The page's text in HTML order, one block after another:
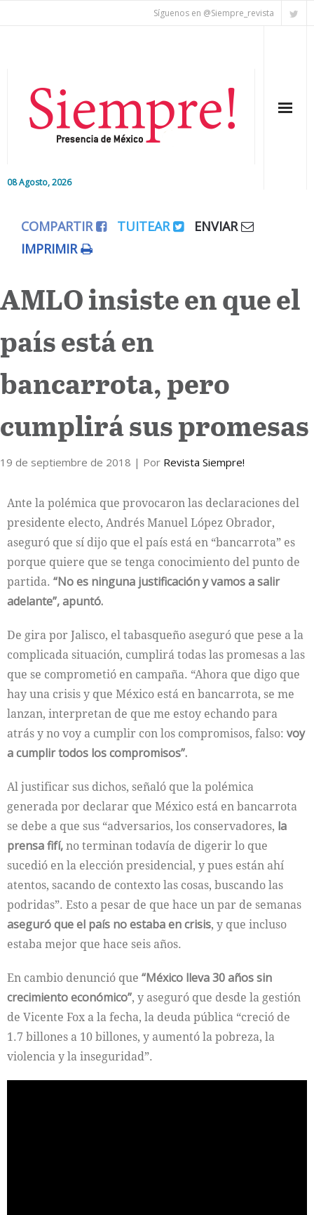
Síguenos en @Siempre_revista
08 Agosto, 2026
Editorial
Colaboradores
Internacional
Cultura
COMPARTIR TUITEAR
ENVIAR
IMPRIMIR
AMLO insiste en que el
país está en
bancarrota, pero
cumplirá sus promesas
19 de septiembre de 2018 | Por Revista Siempre!
Ante la polémica que provocaron las declaraciones del
presidente electo, Andrés Manuel López Obrador,
aseguró que sí dijo que el país está en “bancarrota” es
porque quiere que se tenga conocimiento del punto de
partida. “No es ninguna justificación y vamos a salir
adelante”, apuntó.
De gira por Jalisco, el tabasqueño aseguró que pese a la
complicada situación, cumplirá todas las promesas a las
que se comprometió en campaña. “Ahora que digo que
hay una crisis y que México está en bancarrota, se me
lanzan, interpretan de que me estoy echando para
atrás y no voy a cumplir con los compromisos, falso: voy
a cumplir todos los compromisos”.
Al justificar sus dichos, señaló que la polémica
generada por declarar que México está en bancarrota
se debe a que sus “adversarios, los conservadores, la
prensa fifí,no terminan todavía de digerir lo que
sucedió en la elección presidencial, y pues están ahí
atentos, sacando de contexto las cosas, buscando las
podridas”. Esto a pesar de que hace un par de semanas
aseguró que el país no estaba en crisis, y que incluso
estaba mejor que hace seis años.
En cambio denunció que “México lleva 30 años sin
crecimiento económico”, y aseguró que desde la gestión
de Vicente Fox a la fecha, la deuda pública “creció de
1.7 billones a 10 billones, y aumentó la pobreza, la
violencia y la inseguridad”.